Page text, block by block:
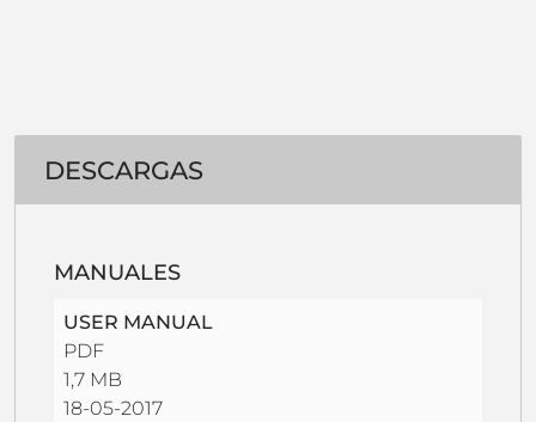
DESCARGAS
MANUALES
USER MANUAL
PDF
1,7 MB
18-05-2017